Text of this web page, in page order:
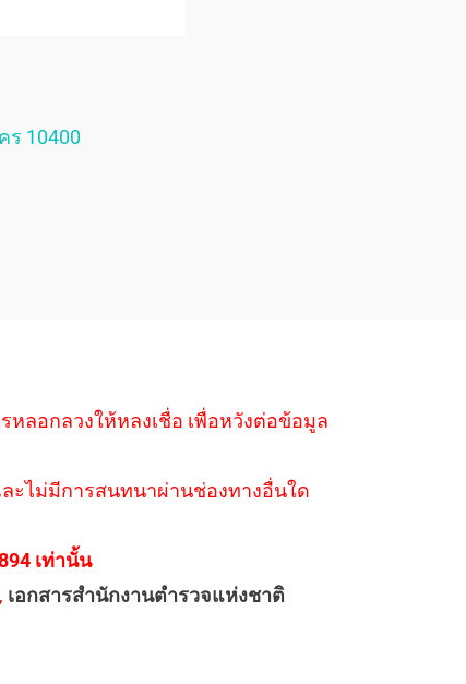
ร 10400
ลอกลวงให้หลงเชื่อ เพื่อหวังต่อข้อมูล
ะไม่มีการสนทนาผ่านช่องทางอื่นใด
เท่านั้น
เอกสารสำนักงานตำรวจแห่งชาติ